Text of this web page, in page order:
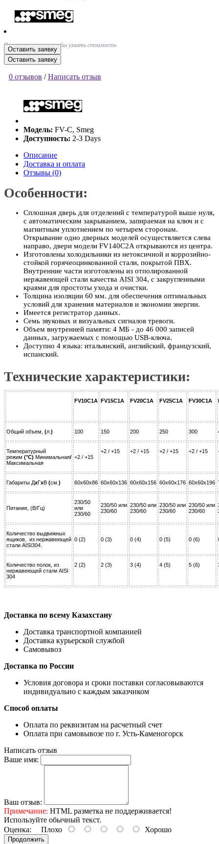
Оставьте заявку, чтобы узнать стоимость
Оставить заявку
Оставить заявку
0 отзывов /Написать отзыв
Модель: FV-C, Smeg
Доступность: 2-3 Days
Описание
Доставка и оплата
Отзывы (0)
Особенности:
Сплошная дверь для отделений с температурой выше нуля,
с автоматическим закрыванием, запираемая на ключ и с
магнитным уплотнением по четырем сторонам.
Открывание одно дверных моделей осуществляется слева
направо, двери модели FV140C2A открываются из центра.
Изготовлены холодильники из нетоксичной и коррозийно-
стойкой горячеоцинкованной стали, покрытой ПВХ.
Внутренние части изготовлены из отполированной
нержавеющей стали качества AISI 304, с закругленными
краями для простоты ухода и очистки.
Толщина изоляции 60 мм. для обеспечения оптимальных
условий для хранения материалов и экономии энергии.
Имеется регистратор данных.
Семь звуковых и визуальных сигналов тревоги.
Объем внутренней памяти: 4 МБ - до 46 000 записей
данных, загружаемых с помощью USB-ключа.
Доступно 4 языка: итальянский, английский, французский,
испанский.
Технические характеристики:
FV10C1A FV15C1A FV20C1A FV25C1A FV30C1A
Общий объем, (л. ) 100 150 200 250 300
Температурный
режим (°C) Минимальная/
Максимальная
+2 / +15
+2 / +15 +2 / +15 +2 / +15 +2 / +15
Габариты ДxГxВ (см. ) 60x60x86 60x60x136 60x60x156 60x60x176 60x60x196
Питание, (В/Гц)
230/50
или
230/60
230/50 или
230/60
230/50 или
230/60
230/50 или
230/60
230/50 или
230/60
Количество выдвижных
ящиков, из нержавеющей
стали AISI304.
0 (2) 0 (3) 0 (4) 0 (5) 0 (6)
Количество полок, из
нержавеющей стали AISI
304
2 (2) 2 (3) 3 (4) 4 (5) 5 (6)
Доставка по всему Казахстану
Доставка транспортной компанией
Доставка курьерской службой
Самовывоз
Доставка по России
Условия договора и сроки поставки согласовываются
индивидуально с каждым заказчиком
Способ оплаты
Оплата по реквизитам на расчетный счет
Оплата при самовывозе по г. Усть-Каменогорск
Написать отзыв
Ваше имя:
Ваш отзыв:
Примечание: HTML разметка не поддерживается!
Используйте обычный текст.
Оценка: Плохо Хорошо
Продолжить